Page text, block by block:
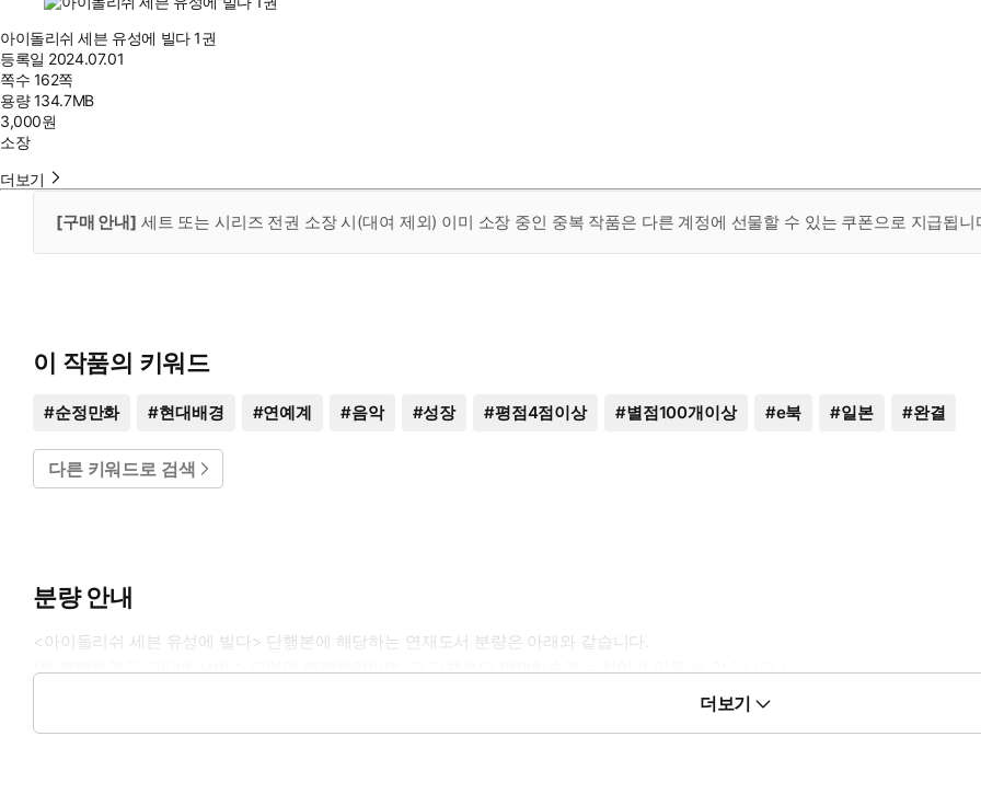
아이돌리쉬 세븐 유성에 빌다 1권
등록일 2024.07.01
쪽수 162쪽
용량134.7MB
3,000원
소장
더보기
[구매 안내] 세트 또는 시리즈 전권 소장 시(대여 제외) 이미 소장 중인 중복 작품은 다른 계정에 선물할 수 있는 쿠폰으로 지급됩니
이 작품의 키워드
#순정만화 #현대배경 #연예계 #음악 #성장 #평점4점이상 #별점100개이상 #e북 #일본 #완결
다른 키워드로 검색
분량 안내
<아이돌리쉬 세븐 유성에 빌다> 단행본에 해당하는 연재도서 분량은 아래와 같습니다.
(본 연재분량은 리디에 서비스 되었던 연재분량이며, 각 단행본의 연재화수와는 차이가 있을 수 있습니다.)
더보기